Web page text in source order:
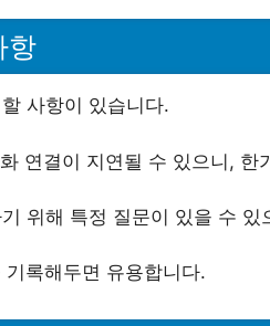
항
사항이 있습니다.
연결이 지연될 수 있으니, 한
위해 특정 질문이 있을 수 있
록해두면 유용합니다.